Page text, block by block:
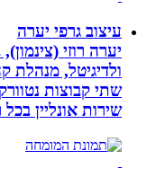
עיצוב גרפי יערה
יערה רוזי (צינמון),
ולדיגיטל, מנהלת
שתי קבוצות
שירות אונליין בכל